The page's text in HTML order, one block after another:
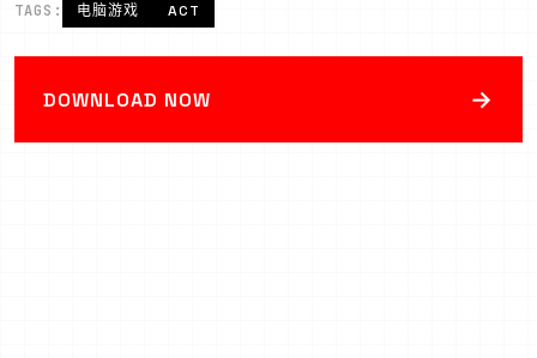
TAGS: 电脑游戏 ACT
DOWNLOAD NOW →